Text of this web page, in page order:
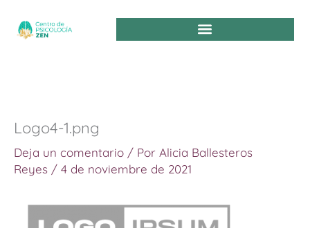
Logo4-1.png
Deja un comentario / Por Alicia Ballesteros
Reyes / 4 de noviembre de 2021